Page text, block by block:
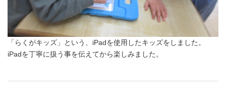
「らくがキッズ」という、iPadを使用したキッズをしました。
iPadを丁寧に扱う事を伝えてから楽しみました。